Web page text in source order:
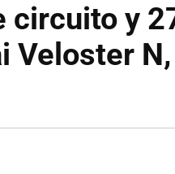
circuito y
Veloster